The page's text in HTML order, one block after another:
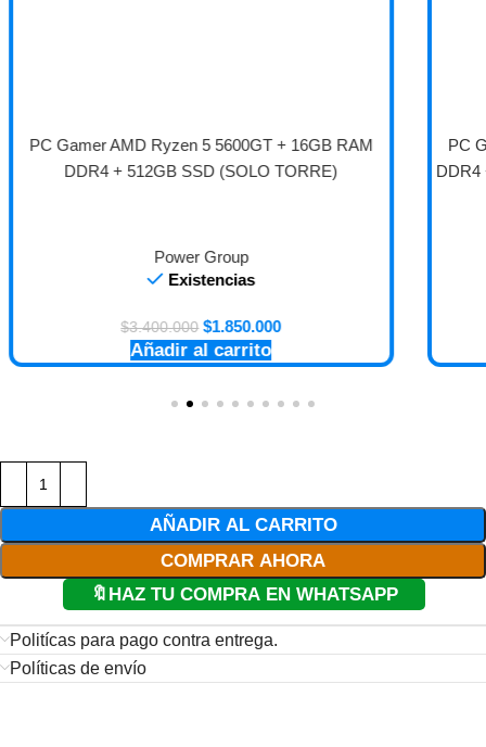
PC Gamer AMD Ryzen 5 5600GT + 16GB RAM
DDR4 + 512GB SSD + FUENTE 650W BRONZE +
Power Group
Existencias
$5.350.000 $3.095.000
Añadir al carrito
AÑADIR AL CARRITO
COMPRAR AHORA
🔖HAZ TU COMPRA EN WHATSAPP
Politícas para pago contra entrega.
Políticas de envío